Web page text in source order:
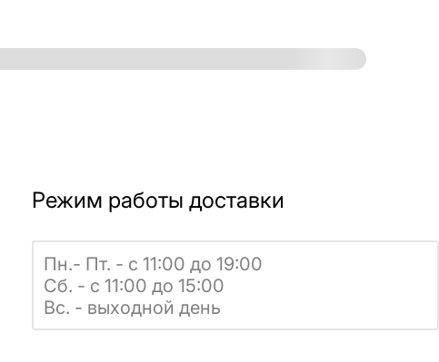
Режим работы доставки
Пн.- Пт. - с 11:00 до 19:00
Сб. - с 11:00 до 15:00
Вс. - выходной день